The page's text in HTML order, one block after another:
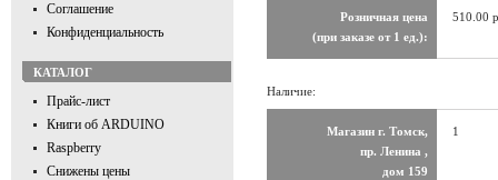
Соглашение
Конфиденциальность
КАТАЛОГ
Прайс-лист
Книги об ARDUINO
Raspberry
Снижены цены
Розничная цена
(при заказе от 1 ед.):
510.00
Наличие:
Магазин г. Томск,
пр. Ленина ,
дом 159
1